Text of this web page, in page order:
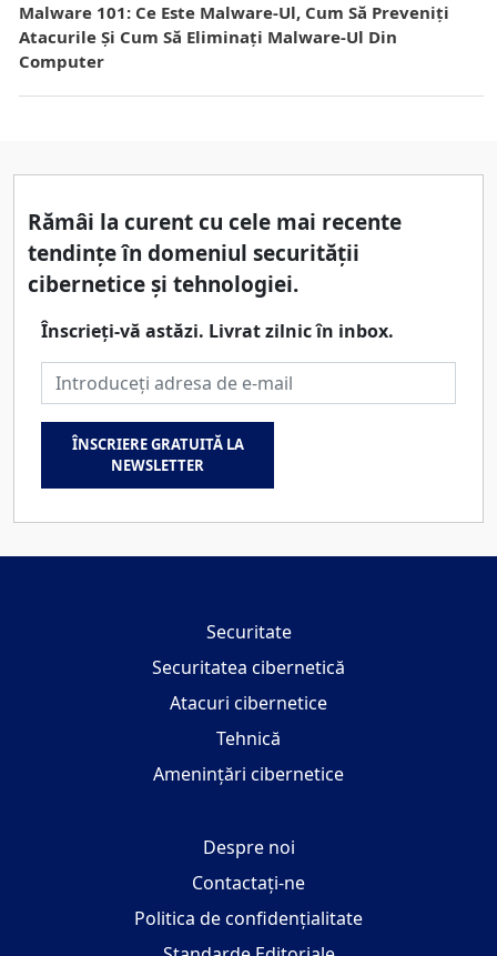
Malware 101: Ce Este Malware-Ul, Cum Să Preveniți
Atacurile Și Cum Să Eliminați Malware-Ul Din
Computer
Rămâi la curent cu cele mai recente
tendințe în domeniul securității
cibernetice și tehnologiei.
Înscrieți-vă astăzi. Livrat zilnic în inbox.
Adresă de e-mail
ÎNSCRIERE GRATUITĂ LA
NEWSLETTER
Securitate
Securitatea cibernetică
Atacuri cibernetice
Tehnică
Amenințări cibernetice
Despre noi
Contactați-ne
Politica de confidențialitate